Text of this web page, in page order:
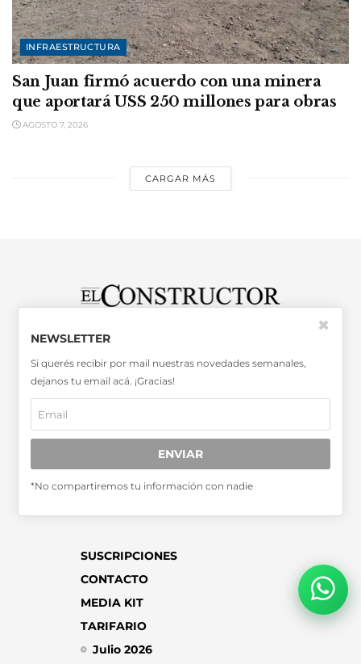
INFRAESTRUCTURA
San Juan firmó acuerdo con una minera
que aportará USS 250 millones para obras
AGOSTO 7, 2026
CARGAR MÁS
SABER MÁS >>
OTRAS PUBLICACIONES >>
Entidades Periodísticas Argentinas
SUSCRIPCIONES
CONTACTO
MEDIA KIT
TARIFARIO
Julio 2026
NEWSLETTER
Si querés recibir por mail nuestras novedades semanales,
dejanos tu email acá. ¡Gracias!
ENVIAR
*No compartiremos tu información con nadie
✖